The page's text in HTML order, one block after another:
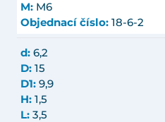
M: M6
Objednací číslo: 18-6-2
d: 6,2
D: 15
D1: 9,9
H: 1,5
L: 3,5